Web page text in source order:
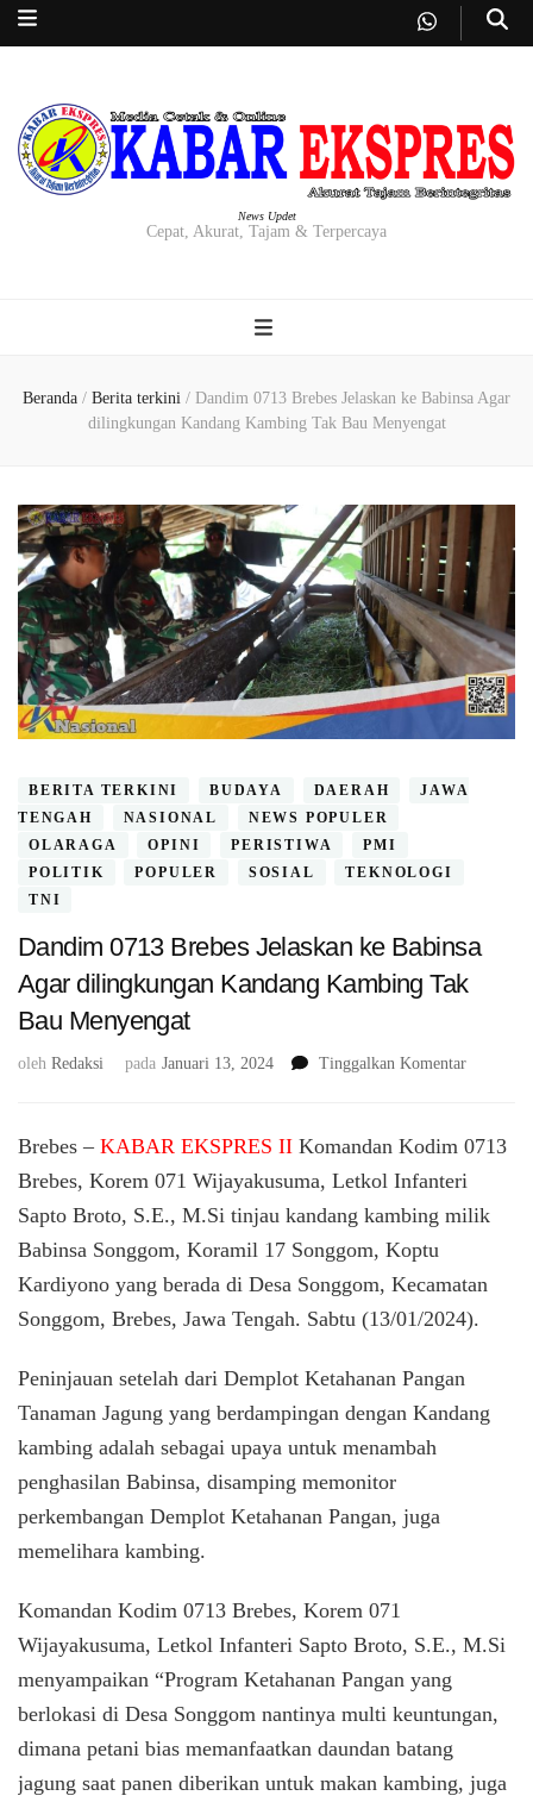
News Updet
Cepat, Akurat, Tajam & Terpercaya
Beranda / Berita terkini / Dandim 0713 Brebes Jelaskan ke Babinsa Agar
dilingkungan Kandang Kambing Tak Bau Menyengat
BERITA TERKINI BUDAYA DAERAH
JAWA
TENGAH
NASIONAL
NEWS POPULER
OLARAGA
OPINI PERISTIWA
PMI
POLITIK
POPULER SOSIAL
TEKNOLOGI
TNI
Dandim 0713 Brebes Jelaskan ke Babinsa
Agar dilingkungan Kandang Kambing Tak
Bau Menyengat
oleh Redaksi pada Januari 13, 2024 Tinggalkan Komentarpada
Brebes
ke
Babinsa
Kandang
Kambing
Brebes – KABAR EKSPRES II Komandan Kodim 0713
Brebes, Korem 071 Wijayakusuma, Letkol Infanteri
Sapto Broto, S.E., M.Si tinjau kandang kambing milik
Babinsa Songgom, Koramil 17 Songgom, Koptu
Kardiyono yang berada di Desa Songgom, Kecamatan
Songgom, Brebes, Jawa Tengah. Sabtu (13/01/2024).
Peninjauan setelah dari Demplot Ketahanan Pangan
Tanaman Jagung yang berdampingan dengan Kandang
kambing adalah sebagai upaya untuk menambah
penghasilan Babinsa, disamping memonitor
perkembangan Demplot Ketahanan Pangan, juga
memelihara kambing.
Komandan Kodim 0713 Brebes, Korem 071
Wijayakusuma, Letkol Infanteri Sapto Broto, S.E., M.Si
menyampaikan “Program Ketahanan Pangan yang
berlokasi di Desa Songgom nantinya multi keuntungan,
dimana petani bias memanfaatkan daundan batang
jagung saat panen diberikan untuk makan kambing, juga